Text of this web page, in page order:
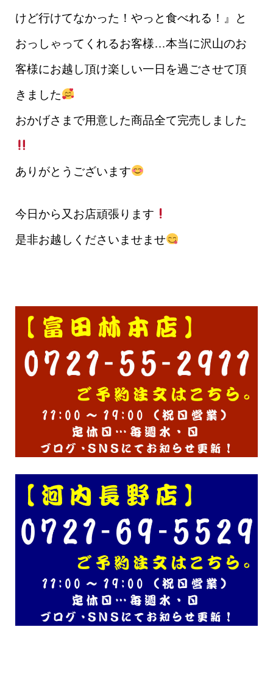
けど行けてなかった！やっと食べれる！』と
おっしゃってくれるお客様…本当に沢山のお
客様にお越し頂け楽しい一日を過ごさせて頂
きました
おかげさまで用意した商品全て完売しました
ありがとうございます
今日から又お店頑張ります
是非お越しくださいませませ